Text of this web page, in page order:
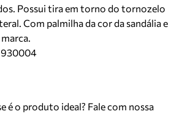
Possui tira em torno do tornozelo
Com palmilha da cor da sandália e
é o produto ideal? Fale com nossa